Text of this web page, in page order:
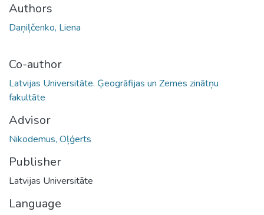
Authors
Daņiļčenko, Liena
Co-author
Latvijas Universitāte. Ģeogrāfijas un Zemes zinātņu
fakultāte
Advisor
Nikodemus, Oļģerts
Publisher
Latvijas Universitāte
Language